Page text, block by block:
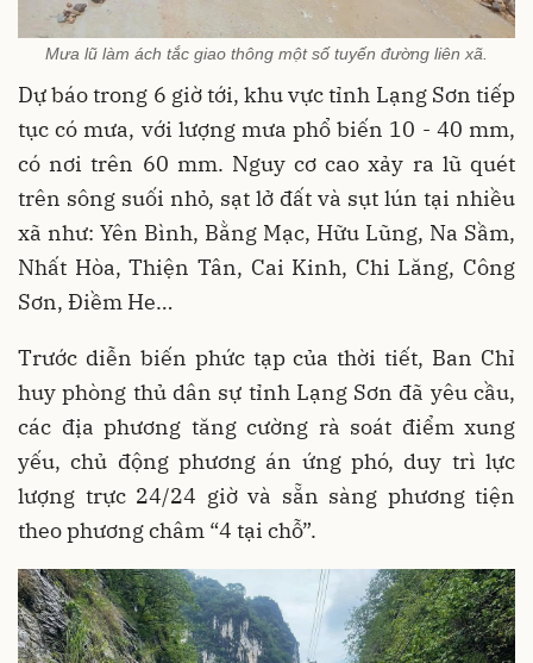
Mưa lũ làm ách tắc giao thông một số tuyến đường liên xã.
Dự báo trong 6 giờ tới, khu vực tỉnh Lạng Sơn tiếp
tục có mưa, với lượng mưa phổ biến 10 - 40 mm,
có nơi trên 60 mm. Nguy cơ cao xảy ra lũ quét
trên sông suối nhỏ, sạt lở đất và sụt lún tại nhiều
xã như: Yên Bình, Bằng Mạc, Hữu Lũng, Na Sầm,
Nhất Hòa, Thiện Tân, Cai Kinh, Chi Lăng, Công
Sơn, Điềm He…
Trước diễn biến phức tạp của thời tiết, Ban Chỉ
huy phòng thủ dân sự tỉnh Lạng Sơn đã yêu cầu,
các địa phương tăng cường rà soát điểm xung
yếu, chủ động phương án ứng phó, duy trì lực
lượng trực 24/24 giờ và sẵn sàng phương tiện
theo phương châm “4 tại chỗ”.